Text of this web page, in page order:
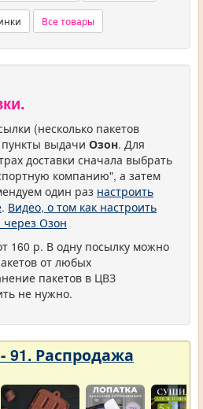
Все товары
(несколько пакетов
выдачи Озон. Для
доставки сначала выбрать
компанию", а затем
один раз настроить
. Видео, о том как настроить
через Озон
160 р. В одну посылку можно
от любых
пакетов в ЦВЗ
не нужно.
91. Распродажа